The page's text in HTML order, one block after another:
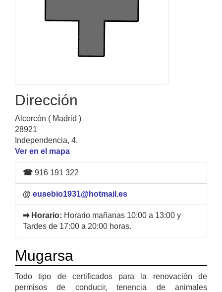
Dirección
Alcorcón ( Madrid )
28921
Independencia, 4.
Ver en el mapa
☎ 916 191 322
@ eusebio1931@hotmail.es
➡ Horario: Horario mañanas 10:00 a 13:00 y
Tardes de 17:00 a 20:00 horas.
Mugarsa
Todo tipo de certificados para la renovación de
permisos de conducir, tenencia de animales